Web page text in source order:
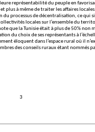
représentabilité du peuple en
plus à même de traiter les affaires
du processus de décentralisation, ce qui
locales sur l’ensemble du
que la Tunisie était à plus de 50% non
du choix de ses représentants à
éloquent dans l’espace rural où il
des conseils ruraux étant nommés
3